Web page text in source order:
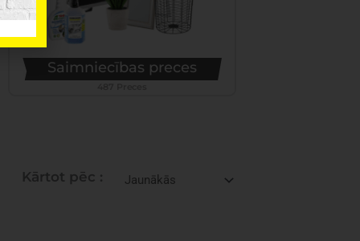
Saimniecības preces